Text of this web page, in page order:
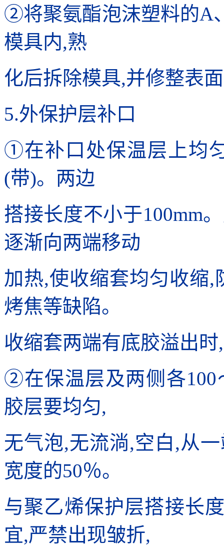
②将聚氨酯泡沫塑料的A
模具内,熟
化后拆除模具,并修整表
5.外保护层补口
①在补口处保温层上均
(带)。两边
搭接长度不小于100mm
逐渐向两端移动
加热,使收缩套均匀收缩
烤焦等缺陷。
收缩套两端有底胶溢出
②在保温层及两侧各100
胶层要均匀,
无气泡,无流淌,空白,从
宽度的50％。
与聚乙烯保护层搭接长
宜,严禁出现皱折,